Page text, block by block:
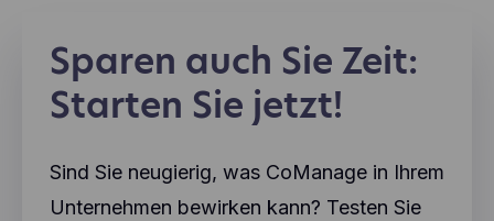
Sparen auch Sie Zeit:
Starten Sie jetzt!
Sind Sie neugierig, was CoManage in Ihrem
Unternehmen bewirken kann? Testen Sie